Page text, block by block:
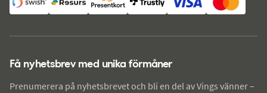
Få nyhetsbrev med unika förmåner
Prenumerera på nyhetsbrevet och bli en del av Vings vänner –